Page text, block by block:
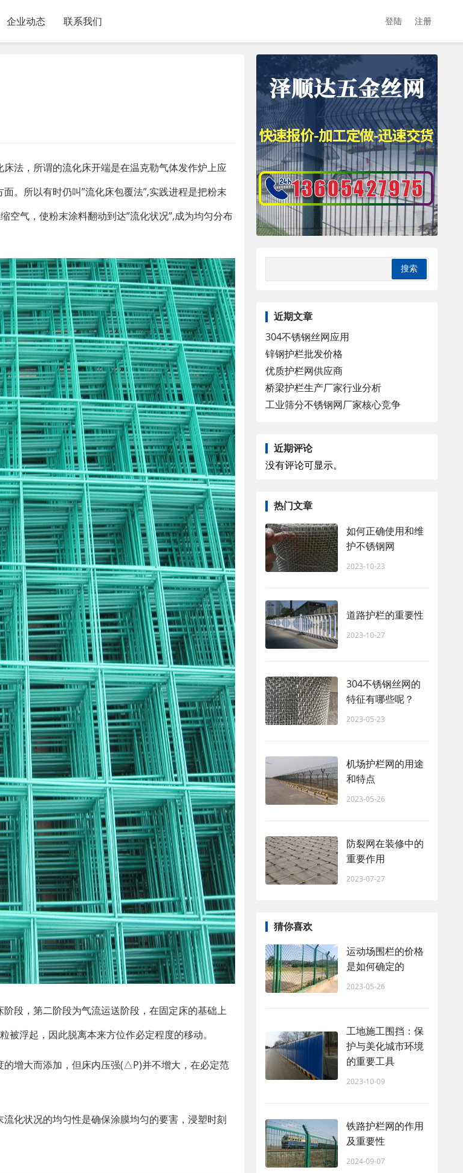
企业动态 联系我们 登陆 注册
法，所谓的流化床开端是在温克勒气体发作炉上应
。所以有时仍叫”流化床包覆法”,实践进程是把粉末
空气，使粉末涂料翻动到达”流化状况”,成为均匀分布
段，第二阶段为气流运送阶段，在固定床的基础上
浮起，因此脱离本来方位作必定程度的移动。
增大而添加，但床内压强(△P)并不增大，在必定范
化状况的均匀性是确保涂膜均匀的要害，浸塑时刻
近期文章
304不锈钢丝网应用
锌钢护栏批发价格
优质护栏网供应商
桥梁护栏生产厂家行业分析
工业筛分不锈钢网厂家核心竞争
近期评论
没有评论可显示。
热门文章
如何正确使用和维
护不锈钢网
2023-10-23
道路护栏的重要性
2023-10-27
304不锈钢丝网的
特征有哪些呢？
2023-05-23
机场护栏网的用途
和特点
2023-05-26
防裂网在装修中的
重要作用
2023-07-27
猜你喜欢
运动场围栏的价格
是如何确定的
2023-05-26
工地施工围挡：保
护与美化城市环境
的重要工具
2023-10-09
铁路护栏网的作用
及重要性
2024-09-07